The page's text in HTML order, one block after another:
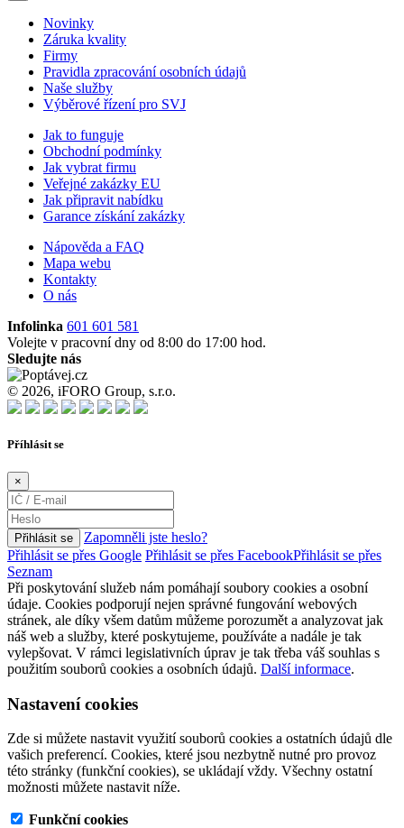
Novinky
Záruka kvality
Firmy
Pravidla zpracování osobních údajů
Naše služby
Výběrové řízení pro SVJ
Jak to funguje
Obchodní podmínky
Jak vybrat firmu
Veřejné zakázky EU
Jak připravit nabídku
Garance získání zakázky
Nápověda a FAQ
Mapa webu
Kontakty
O nás
Infolinka 601 601 581
Volejte v pracovní dny od 8:00 do 17:00 hod.
Sledujte nás
© 2026, iFORO Group, s.r.o.
Příhlásit se
×
Přihlásit se
Zapomněli jste heslo?
Přihlásit se přes Google Přihlásit se přes FacebookPřihlásit se přes
Seznam
Při poskytování služeb nám pomáhají soubory cookies a osobní
údaje. Cookies podporují nejen správné fungování webových
stránek, ale díky všem datům můžeme porozumět a analyzovat jak
náš web a služby, které poskytujeme, používáte a nadále je tak
vylepšovat. V rámci legislativních úprav je tak třeba váš souhlas s
použitím souborů cookies a osobních údajů. Další informace.
Nastavení cookies
Zde si můžete nastavit využití souborů cookies a ostatních údajů dle
vašich preferencí. Cookies, které jsou nezbytně nutné pro provoz
této stránky (funkční cookies), se ukládají vždy. Všechny ostatní
možnosti můžete nastavit níže.
Funkční cookies